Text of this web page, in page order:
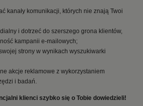
kanały komunikacji, których nie znają Twoi
i dotrzeć do szerszego grona klientów,
kampanii e-mailowych;
strony w wynikach wyszukiwarki
akcje reklamowe z wykorzystaniem
i badań.
klienci szybko się o Tobie dowiedzieli!